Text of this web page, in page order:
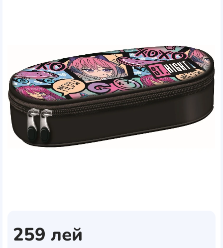
259 лей